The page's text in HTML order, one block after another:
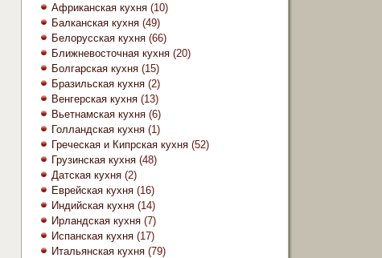
Африканская кухня (10)
Балканская кухня (49)
Белорусская кухня (66)
Ближневосточная кухня (20)
Болгарская кухня (15)
Бразильская кухня (2)
Венгерская кухня (13)
Вьетнамская кухня (6)
Голландская кухня (1)
Греческая и Кипрская кухня (52)
Грузинская кухня (48)
Датская кухня (2)
Еврейская кухня (16)
Индийская кухня (14)
Ирландская кухня (7)
Испанская кухня (17)
Итальянская кухня (79)